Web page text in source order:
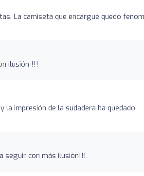
La camiseta que encargué quedó
ilusión !!!
impresión de la sudadera ha quedado
seguir con más ilusión!!!